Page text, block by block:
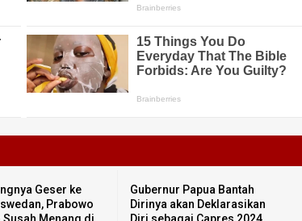
Geser ke
Prabowo
Gubernur Papua Bantah
Dirinya akan Deklarasikan